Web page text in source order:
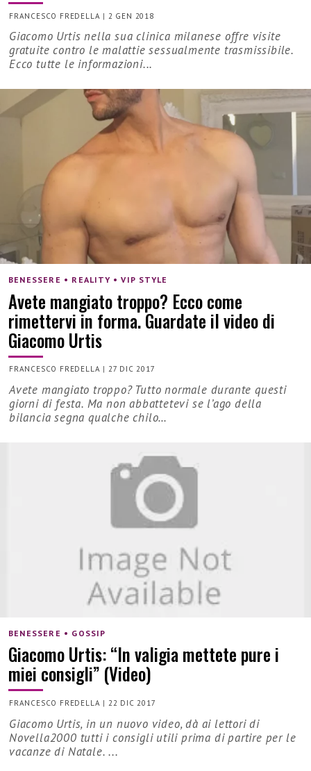
FRANCESCO FREDELLA | 2 GEN 2018
Giacomo Urtis nella sua clinica milanese offre visite
gratuite contro le malattie sessualmente trasmissibile.
Ecco tutte le informazioni...
BENESSERE • REALITY • VIP STYLE
Avete mangiato troppo? Ecco come
rimettervi in forma. Guardate il video di
Giacomo Urtis
FRANCESCO FREDELLA | 27 DIC 2017
Avete mangiato troppo? Tutto normale durante questi
giorni di festa. Ma non abbattetevi se l’ago della
bilancia segna qualche chilo…
BENESSERE • GOSSIP
Giacomo Urtis: “In valigia mettete pure i
miei consigli” (Video)
FRANCESCO FREDELLA | 22 DIC 2017
Giacomo Urtis, in un nuovo video, dà ai lettori di
Novella2000 tutti i consigli utili prima di partire per le
vacanze di Natale. ...